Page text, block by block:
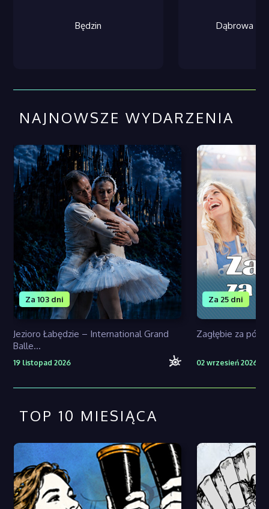
Będzin Dąbrowa
NAJNOWSZE WYDARZENIA
Jezioro Łabędzie – International Grand
Balle...
Za 103 dni
19 listopad 2026
Zagłębie za pół
Za 25 dni
02 wrzesień 2026
TOP 10 MIESIĄCA